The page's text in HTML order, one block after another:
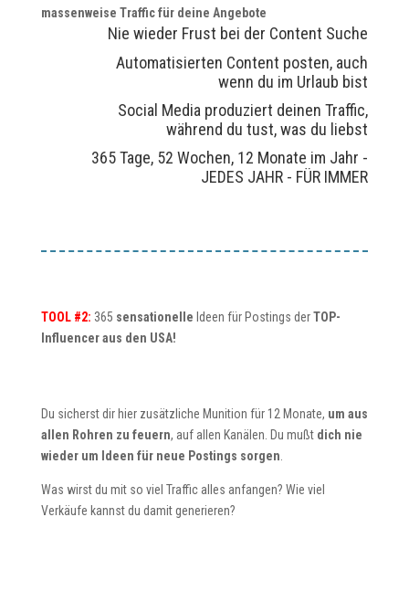
massenweise Traffic für deine Angebote
Nie wieder Frust bei der Content Suche
Automatisierten Content posten, auch
wenn du im Urlaub bist
Social Media produziert deinen Traffic,
während du tust, was du liebst
365 Tage, 52 Wochen, 12 Monate im Jahr -
JEDES JAHR - FÜR IMMER
TOOL #2: 365 sensationelle Ideen für Postings derTOP-
Influencer aus den USA!
Du sicherst dir hier zusätzliche Munition für 12 Monate, um aus
allen Rohren zu feuern, auf allen Kanälen. Du mußt dich nie
wieder um Ideen für neue Postings sorgen
Was wirst du mit so viel Traffic alles anfangen? Wie viel
Verkäufe kannst du damit generieren?